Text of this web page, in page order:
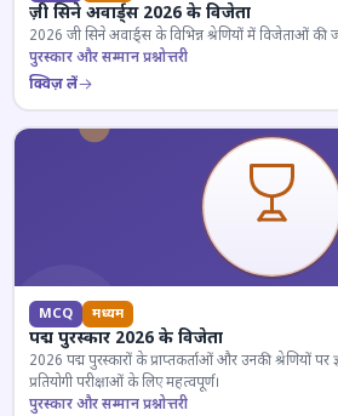
ज़ी सिने अवार्ड्स 2026 के विजेता
2026 जी सिने अवार्ड्स के विभिन्न श्रेणियों में विजेताओं की
पुरस्कार और सम्मान प्रश्नोत्तरी
क्विज़ लें
MCQ मध्यम
पद्म पुरस्कार 2026 के विजेता
2026 पद्म पुरस्कारों के प्राप्तकर्ताओं और उनकी श्रेणियों पर
प्रतियोगी परीक्षाओं के लिए महत्वपूर्ण।
पुरस्कार और सम्मान प्रश्नोत्तरी